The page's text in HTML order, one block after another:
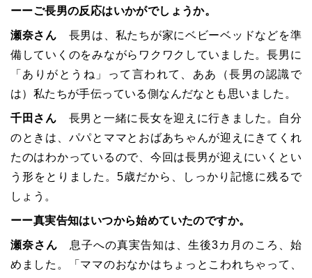
ーーご長男の反応はいかがでしょうか。
瀬奈さん 長男は、私たちが家にベビーベッドなどを準
備していくのをみながらワクワクしていました。長男に
「 ありがとうね 」
って言われて、ああ（長男の認識で
は）私たちが手伝っている側なんだなとも思いました。
千田さん 長男と一緒に長女を迎えに行きました。自分
のときは、パパとママとおばあちゃんが迎えにきてくれ
たのはわかっているので、今回は長男が迎えにいくとい
う形をとりました。5歳だから、しっかり記憶に残るで
しょう。
ーー真実告知はいつから始めていたのですか。
瀬奈さん 息子への真実告知は、生後3カ月のころ、始
めました。
「 ママのおなかはちょっとこわれちゃって、